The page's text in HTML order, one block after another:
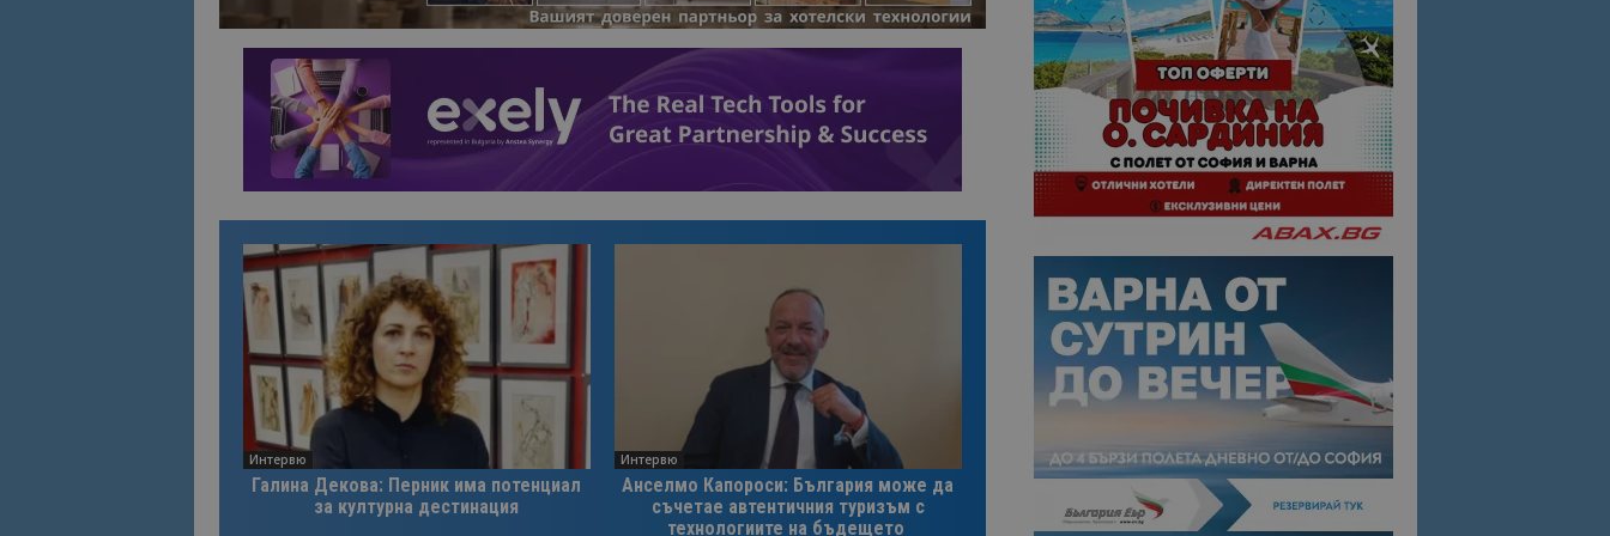
Интервю
Галина Декова: Перник има потенциал
за културна дестинация
Интервю
Анселмо Капороси: България може да
съчетае автентичния туризъм с
технологиите на бъдещето